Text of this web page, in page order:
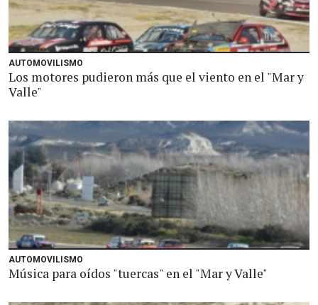
AUTOMOVILISMO
Los motores pudieron más que el viento en el "Mar y
Valle"
AUTOMOVILISMO
Música para oídos "tuercas" en el "Mar y Valle"